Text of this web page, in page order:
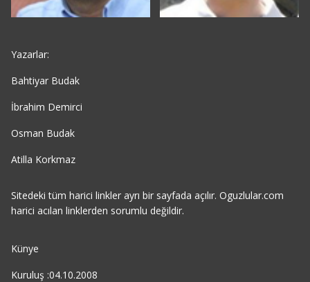
Yazarlar:
Bahtiyar Budak
İbrahim Demirci
Osman Budak
Atilla Korkmaz
Sitedeki tüm harici linkler ayrı bir sayfada açılır. Oguzlular.com
harici acılan linklerden sorumlu değildir.
Künye
Kuruluş :04.10.2008